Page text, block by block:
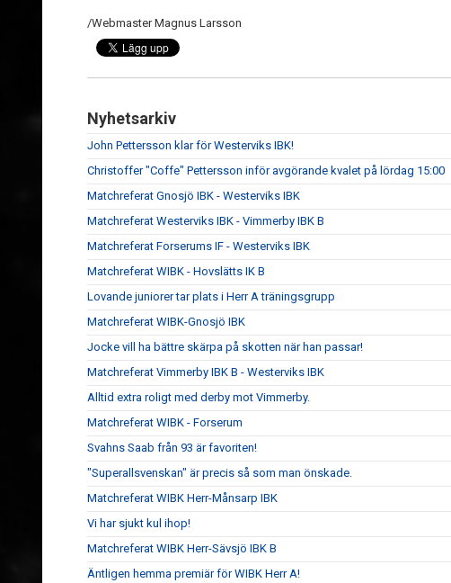
/Webmaster Magnus Larsson
Nyhetsarkiv
John Pettersson klar för Westerviks IBK!
Christoffer "Coffe" Pettersson inför avgörande kvalet på lördag 15:00
Matchreferat Gnosjö IBK - Westerviks IBK
Matchreferat Westerviks IBK - Vimmerby IBK B
Matchreferat Forserums IF - Westerviks IBK
Matchreferat WIBK - Hovslätts IK B
Lovande juniorer tar plats i Herr A träningsgrupp
Matchreferat WIBK-Gnosjö IBK
Jocke vill ha bättre skärpa på skotten när han passar!
Matchreferat Vimmerby IBK B - Westerviks IBK
Alltid extra roligt med derby mot Vimmerby.
Matchreferat WIBK - Forserum
Svahns Saab från 93 är favoriten!
"Superallsvenskan" är precis så som man önskade.
Matchreferat WIBK Herr-Månsarp IBK
Vi har sjukt kul ihop!
Matchreferat WIBK Herr-Sävsjö IBK B
Äntligen hemma premiär för WIBK Herr A!